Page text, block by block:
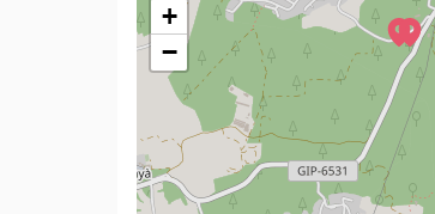
+
−